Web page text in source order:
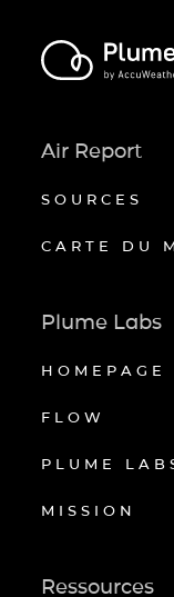
Air Report
SOURCES
CARTE DU
Plume Labs
HOMEPAGE
FLOW
PLUME
MISSION
Ressources